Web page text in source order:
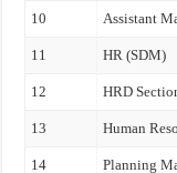
10 Assistant
11 HR (SDM)
12 HRD
13 Human
14 Planning